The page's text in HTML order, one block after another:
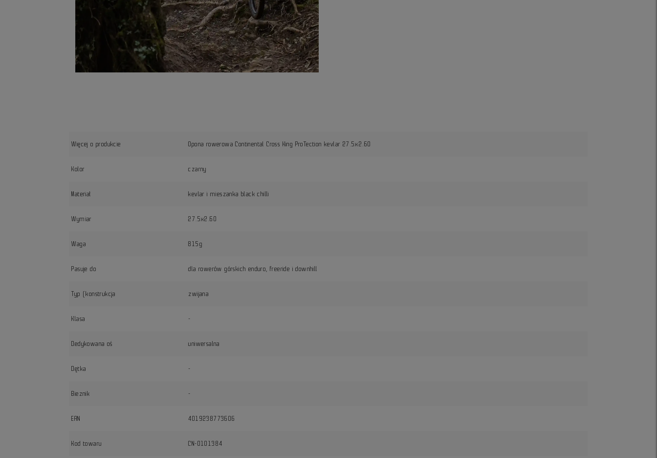
Więcej o produkcie Opona rowerowa Continental Cross King ProTection kevlar 27.5x2.60
Kolor czarny
Materiał kevlar i mieszanka black chilli
Wymiar 27.5x2.60
Waga 815g
Pasuje do dla rowerów górskich enduro, freeride i downhill
Typ (konstrukcja zwijana
Klasa -
Dedykowana oś uniwersalna
Dętka -
Bieznik -
EAN 4019238773606
Kod towaru CN-0101384